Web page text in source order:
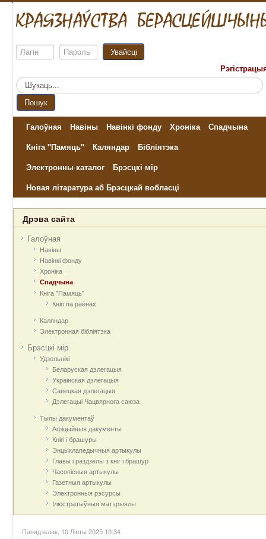
Увайсці
Пошук...
Пошук
Галоўная Навіны Навінкі фонду Хроніка
Спадчына
Кніга "Памяць"
Каляндар
Бібліятэка
Электронны каталог
Брэсцкі мір
Новая літаратура аб Брэсцкай вобласці
Дрэва сайта
Галоўная
Навіны
Навінкі фонду
Хроніка
Спадчына
Кніга "Памяць"
Кнігі па раёнах
Каляндар
Электронная бібліятэка
Брэсцкі мір
Удзельнікі
Беларуская дэлегацыя
Украінская дэлегацыя
Савецкая дэлегацыя
Дэлегацыі Чацвярнога саюза
Тыпы дакументаў
Афіцыйныя дакумeнты
Кнігі і брашуры
Энцыклапедычныя артыкулы
Главы і раздзелы з кніг і брашур
Часопісныя артыкулы
Газетныя артыкулы
Электронныя рэсурсы
Ілюстратыўныя матэрыялы
Панядзелак, 10 Люты 2025 10:34